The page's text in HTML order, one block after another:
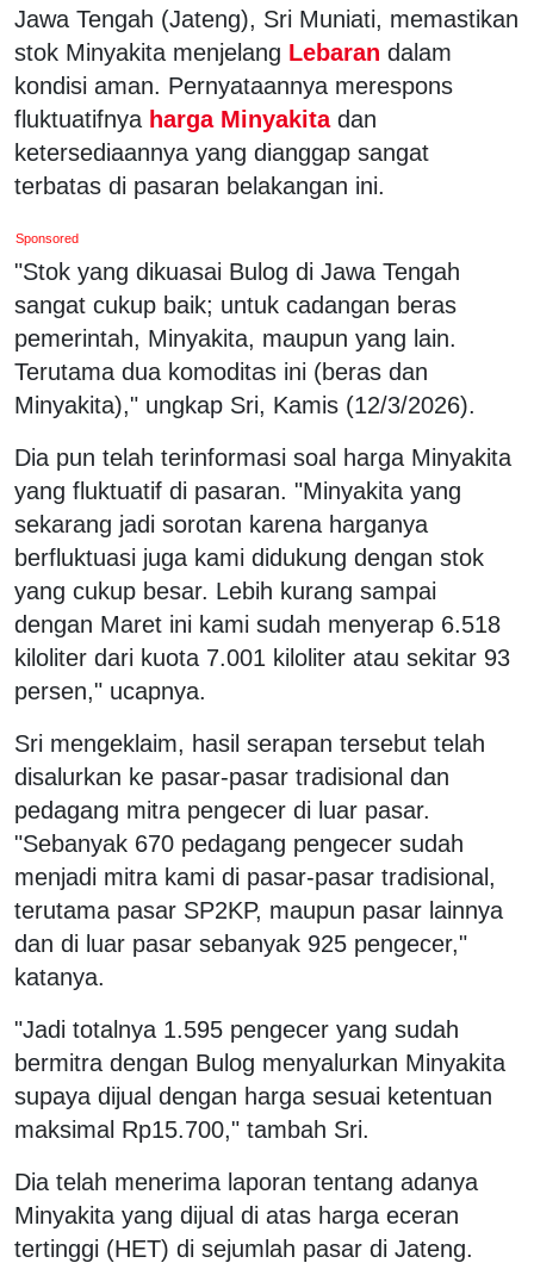
Jawa Tengah (Jateng), Sri Muniati, memastikan
stok Minyakita menjelang Lebaran dalam
kondisi aman. Pernyataannya merespons
fluktuatifnya harga Minyakita dan
ketersediaannya yang dianggap sangat
terbatas di pasaran belakangan ini.
Sponsored
"Stok yang dikuasai Bulog di Jawa Tengah
sangat cukup baik; untuk cadangan beras
pemerintah, Minyakita, maupun yang lain.
Terutama dua komoditas ini (beras dan
Minyakita)," ungkap Sri, Kamis (12/3/2026).
Dia pun telah terinformasi soal harga Minyakita
yang fluktuatif di pasaran. "Minyakita yang
sekarang jadi sorotan karena harganya
berfluktuasi juga kami didukung dengan stok
yang cukup besar. Lebih kurang sampai
dengan Maret ini kami sudah menyerap 6.518
kiloliter dari kuota 7.001 kiloliter atau sekitar 93
persen," ucapnya.
Sri mengeklaim, hasil serapan tersebut telah
disalurkan ke pasar-pasar tradisional dan
pedagang mitra pengecer di luar pasar.
"Sebanyak 670 pedagang pengecer sudah
menjadi mitra kami di pasar-pasar tradisional,
terutama pasar SP2KP, maupun pasar lainnya
dan di luar pasar sebanyak 925 pengecer,"
katanya.
"Jadi totalnya 1.595 pengecer yang sudah
bermitra dengan Bulog menyalurkan Minyakita
supaya dijual dengan harga sesuai ketentuan
maksimal Rp15.700," tambah Sri.
Dia telah menerima laporan tentang adanya
Minyakita yang dijual di atas harga eceran
tertinggi (HET) di sejumlah pasar di Jateng.